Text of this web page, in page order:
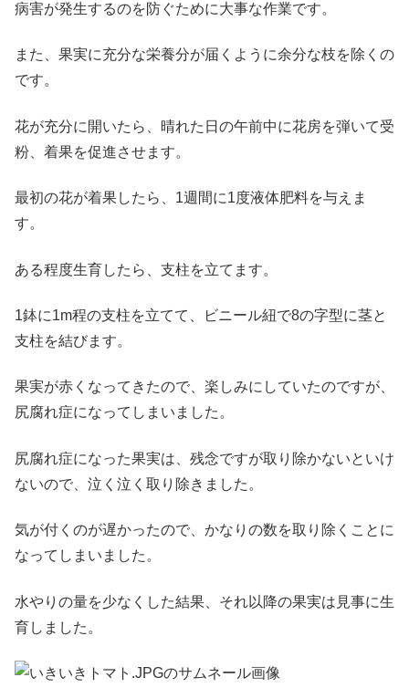
病害が発生するのを防ぐために大事な作業です。
また、果実に充分な栄養分が届くように余分な枝を除くの
です。
花が充分に開いたら、晴れた日の午前中に花房を弾いて受
粉、着果を促進させます。
最初の花が着果したら、1週間に1度液体肥料を与えま
す。
ある程度生育したら、支柱を立てます。
1鉢に1m程の支柱を立てて、ビニール紐で8の字型に茎と
支柱を結びます。
果実が赤くなってきたので、楽しみにしていたのですが、
尻腐れ症になってしまいました。
尻腐れ症になった果実は、残念ですが取り除かないといけ
ないので、泣く泣く取り除きました。
気が付くのが遅かったので、かなりの数を取り除くことに
なってしまいました。
水やりの量を少なくした結果、それ以降の果実は見事に生
育しました。